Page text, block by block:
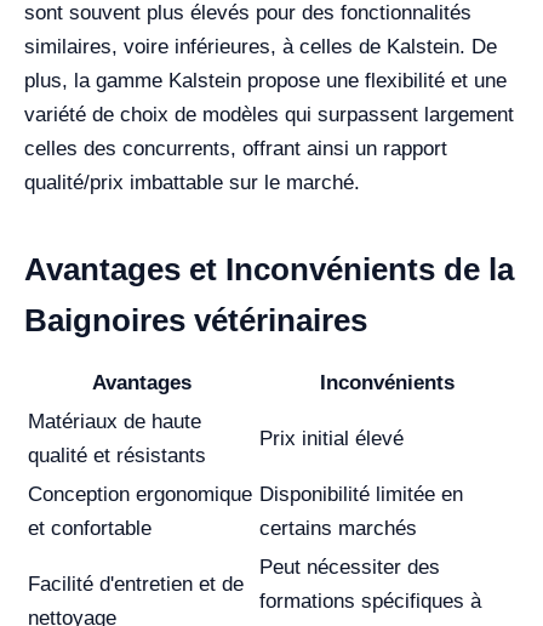
sont souvent plus élevés pour des fonctionnalités
similaires, voire inférieures, à celles de Kalstein. De
plus, la gamme Kalstein propose une flexibilité et une
variété de choix de modèles qui surpassent largement
celles des concurrents, offrant ainsi un rapport
qualité/prix imbattable sur le marché.
Avantages et Inconvénients de la
Baignoires vétérinaires
Avantages
Inconvénients
Matériaux de haute
qualité et résistants
Prix initial élevé
Conception ergonomique
et confortable
Disponibilité limitée en
certains marchés
Facilité d'entretien et de
nettoyage
Peut nécessiter des
formations spécifiques à